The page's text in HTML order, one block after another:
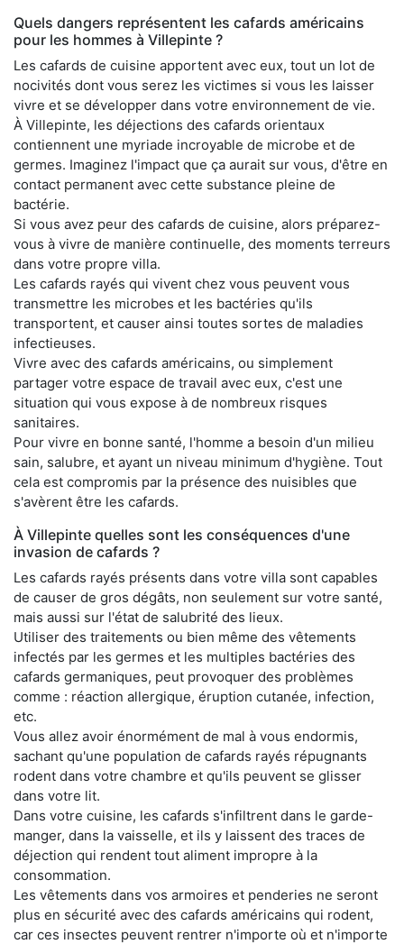
Quels dangers représentent les cafards américains
pour les hommes à Villepinte ?
Les cafards de cuisine apportent avec eux, tout un lot de
nocivités dont vous serez les victimes si vous les laisser
vivre et se développer dans votre environnement de vie.
À Villepinte, les déjections des cafards orientaux
contiennent une myriade incroyable de microbe et de
germes. Imaginez l'impact que ça aurait sur vous, d'être en
contact permanent avec cette substance pleine de
bactérie.
Si vous avez peur des cafards de cuisine, alors préparez-
vous à vivre de manière continuelle, des moments terreurs
dans votre propre villa.
Les cafards rayés qui vivent chez vous peuvent vous
transmettre les microbes et les bactéries qu'ils
transportent, et causer ainsi toutes sortes de maladies
infectieuses.
Vivre avec des cafards américains, ou simplement
partager votre espace de travail avec eux, c'est une
situation qui vous expose à de nombreux risques
sanitaires.
Pour vivre en bonne santé, l'homme a besoin d'un milieu
sain, salubre, et ayant un niveau minimum d'hygiène. Tout
cela est compromis par la présence des nuisibles que
s'avèrent être les cafards.
À Villepinte quelles sont les conséquences d'une
invasion de cafards ?
Les cafards rayés présents dans votre villa sont capables
de causer de gros dégâts, non seulement sur votre santé,
mais aussi sur l'état de salubrité des lieux.
Utiliser des traitements ou bien même des vêtements
infectés par les germes et les multiples bactéries des
cafards germaniques, peut provoquer des problèmes
comme : réaction allergique, éruption cutanée, infection,
etc.
Vous allez avoir énormément de mal à vous endormis,
sachant qu'une population de cafards rayés répugnants
rodent dans votre chambre et qu'ils peuvent se glisser
dans votre lit.
Dans votre cuisine, les cafards s'infiltrent dans le garde-
manger, dans la vaisselle, et ils y laissent des traces de
déjection qui rendent tout aliment impropre à la
consommation.
Les vêtements dans vos armoires et penderies ne seront
plus en sécurité avec des cafards américains qui rodent,
car ces insectes peuvent rentrer n'importe où et n'importe